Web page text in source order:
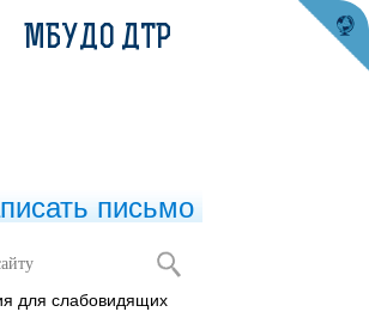
МБУДО ДТР
письмо
для слабовидящих